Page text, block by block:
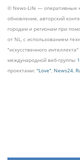
© News-Life — оперативные
обновление, авторский
городам и регионам при
от NL, с использованием
"искусственного
международной веб-группы
проектами: "Love", News24,